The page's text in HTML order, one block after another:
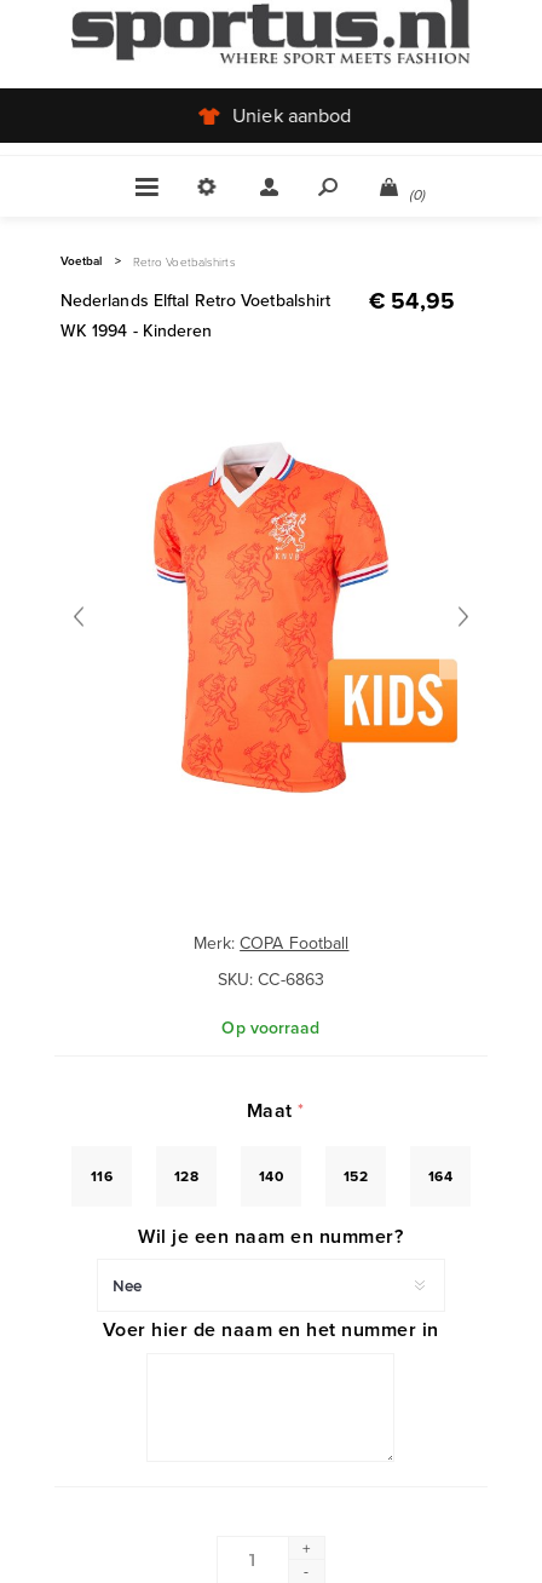
Uniek aanbod
(0)
Voetbal > Retro Voetbalshirts
Nederlands Elftal Retro Voetbalshirt
WK 1994 - Kinderen
€ 54,95
Merk: COPA Football
SKU: CC-6863
Op voorraad
Maat*
116 128 140 152 164
Wil je een naam en nummer?
Voer hier de naam en het nummer in
+
-